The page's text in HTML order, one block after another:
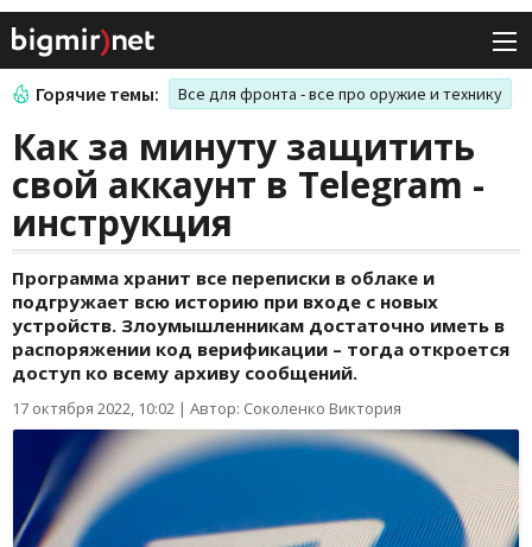
Горячие темы: Все для фронта - все про оружие и технику
Как за минуту защитить
свой аккаунт в Telegram -
инструкция
Программа хранит все переписки в облаке и
подгружает всю историю при входе с новых
устройств. Злоумышленникам достаточно иметь в
распоряжении код верификации – тогда откроется
доступ ко всему архиву сообщений.
17 октября 2022, 10:02 | Автор: Соколенко Виктория